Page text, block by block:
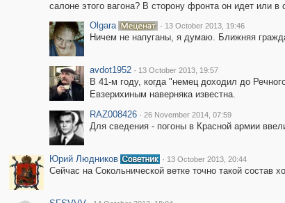
салоне этого вагона? В сторону фронта он идет или
Olgara
· 13 October 2013, 19:46
Ничем не напуганы, я думаю. Ближняя
avdot1952 · 13 October 2013, 19:57
В 41-м году, когда "немец доходил до
Евзерихиным наверняка известна.
RAZ008426 · 26 November 2014, 07:59
Для сведения - погоны в Красной армии
Юрий Людников · 13 October 2013, 20:44
Сейчас на Сокольнической ветке точно такой состав